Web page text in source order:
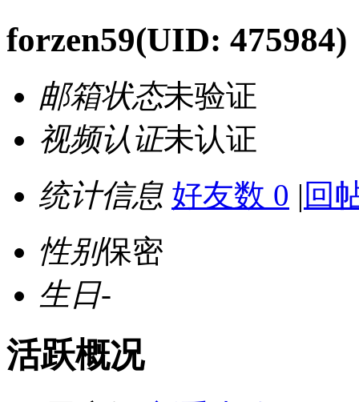
forzen59(UID: 475984)
邮箱状态未验证
视频认证未认证
统计信息 好友数 0 | 回
性别保密
生日-
活跃概况